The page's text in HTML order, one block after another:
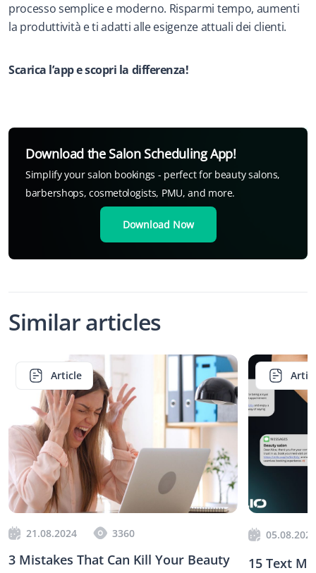
processo semplice e moderno. Risparmi tempo, aumenti
la produttività e ti adatti alle esigenze attuali dei clienti.
Scarica l’app e scopri la differenza!
Download the Salon Scheduling App!
Simplify your salon bookings - perfect for beauty salons,
barbershops, cosmetologists, PMU, and more.
Download Now
Similar articles
Article
21.08.2024 3360
3 Mistakes That Can Kill Your Beauty
05.08.2024
15 Text